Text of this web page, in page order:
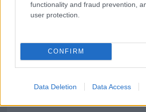
functionality and fraud prevention,
user protection.
CONFIRM
Data Deletion Data Access
Calangianus, dopo le
Olbia, divieto di sosta contro
esplode la protesta